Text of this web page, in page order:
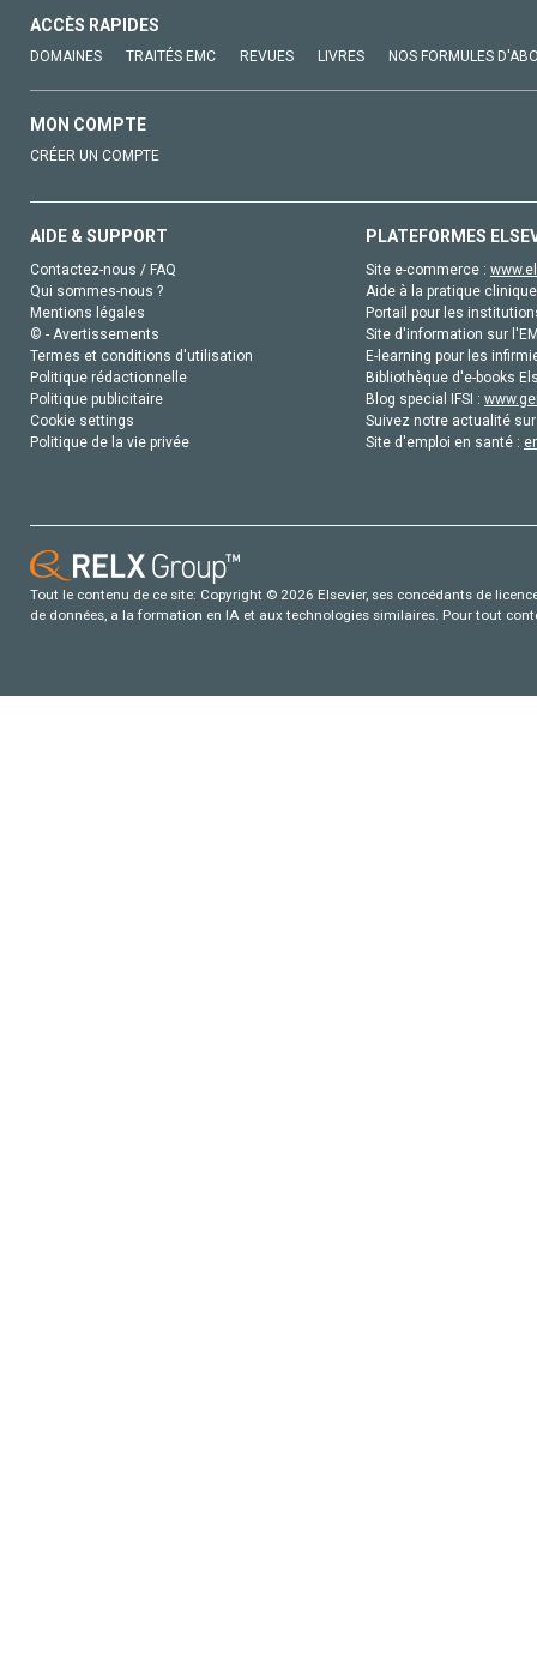
ACCÈS RAPIDES
DOMAINES TRAITÉS EMC REVUES LIVRES NOS FORMULES
MON COMPTE
CRÉER UN COMPTE
AIDE & SUPPORT
Contactez-nous / FAQ
Qui sommes-nous ?
Mentions légales
© - Avertissements
Termes et conditions d'utilisation
Politique rédactionnelle
Politique publicitaire
Cookie settings
Politique de la vie privée
PLATEFORMES
Site e-commerce :
Aide à la pratique
Portail pour les
Site d'information sur
E-learning pour les
Bibliothèque d'e-books
Blog special IFSI :
Suivez notre actualité
Site d'emploi en santé :
Tout le contenu de ce site: Copyright © 2026 Elsevier, ses concédants de
de données, a la formation en IA et aux technologies similaires. Pour tout